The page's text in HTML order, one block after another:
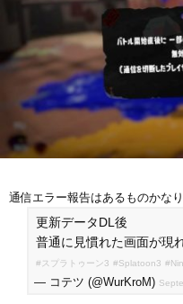
通信エラー報告はあるものかな
更新データDL後
普通に見慣れた画面が現
#スプラトゥーン3 #Splatoon3
— コテツ (@WurKroM)